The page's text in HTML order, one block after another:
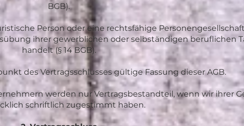
BGB).
Person oder eine rechtsfähige
ihrer gewerblichen oder selbständigen beruflichen
handelt (§ 14 BGB).
des Vertragsschlusses gültige Fassung dieser AGB.
werden nur Vertragsbestandteil, wenn wir ihrer
schriftlich zugestimmt haben.